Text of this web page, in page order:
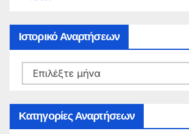
Ιστορικό Αναρτήσεων
Ιστορικό
Αναρτήσεων
Κατηγορίες Αναρτήσεων